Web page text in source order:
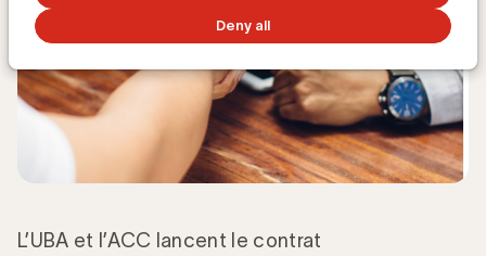
Deny all
L’UBA et l’ACC lancent le contrat